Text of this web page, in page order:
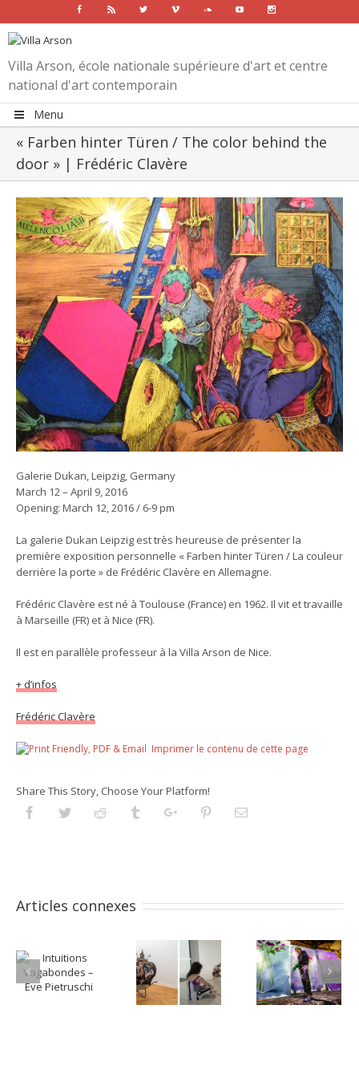
Facebook Rss Twitter Vimeo SoundcloudYoutube
Villa Arson, école nationale supérieure d'art et centre
national d'art contemporain
Menu
« Farben hinter Türen / The color behind the
door » | Frédéric Clavère
View
Larger
Image
Galerie Dukan, Leipzig, Germany
March 12 – April 9, 2016
Opening: March 12, 2016 / 6-9 pm
La galerie Dukan Leipzig est très heureuse de présenter la
première exposition personnelle « Farben hinter Türen / La couleur
derrière la porte » de Frédéric Clavère en Allemagne.
Frédéric Clavère est né à Toulouse (France) en 1962. Il vit et travaille
à Marseille (FR) et à Nice (FR).
Il est en parallèle professeur à la Villa Arson de Nice.
+ d’infos
Frédéric Clavère
Imprimer le contenu de cette page
Share This Story, Choose Your Platform!
FacebookTwitterReddit TumblrGoogleplusPinterestEmail
Articles connexes